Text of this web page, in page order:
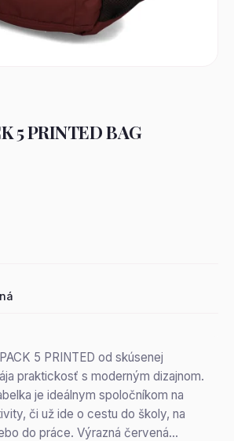
5 PRINTED BAG
5 PRINTED od skúsenej
praktickosť s moderným dizajnom.
je ideálnym spoločníkom na
či už ide o cestu do školy, na
do práce. Výrazná červená…